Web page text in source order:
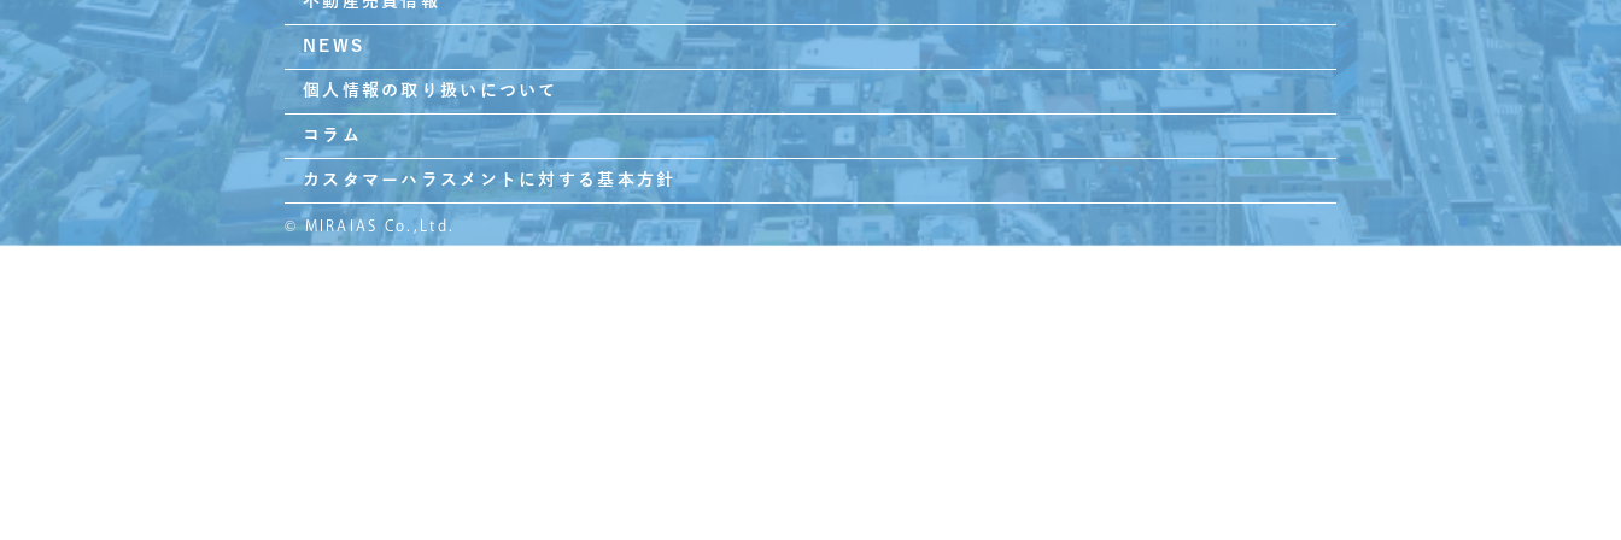
NEWS
個人情報の取り扱いについて
コラム
カスタマーハラスメントに対する基本方針
© MIRAIAS Co.,Ltd.